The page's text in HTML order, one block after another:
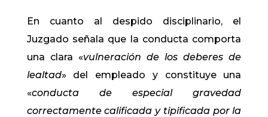
En cuanto al despido disciplinario, el
Juzgado señala que la conducta comporta
una clara «vulneración de los deberes de
lealtad» del empleado y constituye una
«conducta de especial gravedad
correctamente calificada y tipificada por la